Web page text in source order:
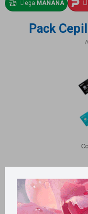
Llega MAÑANA
Pack